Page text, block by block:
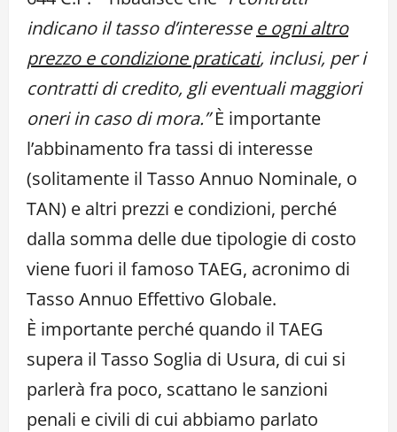
indicano il tasso d’interesse e ogni altro
prezzo e condizione praticati, inclusi, per i
contratti di credito, gli eventuali maggiori
oneri in caso di mora.”È importante
l’abbinamento fra tassi di interesse
(solitamente il Tasso Annuo Nominale, o
TAN) e altri prezzi e condizioni, perché
dalla somma delle due tipologie di costo
viene fuori il famoso TAEG, acronimo di
Tasso Annuo Effettivo Globale.
È importante perché quando il TAEG
supera il Tasso Soglia di Usura, di cui si
parlerà fra poco, scattano le sanzioni
penali e civili di cui abbiamo parlato